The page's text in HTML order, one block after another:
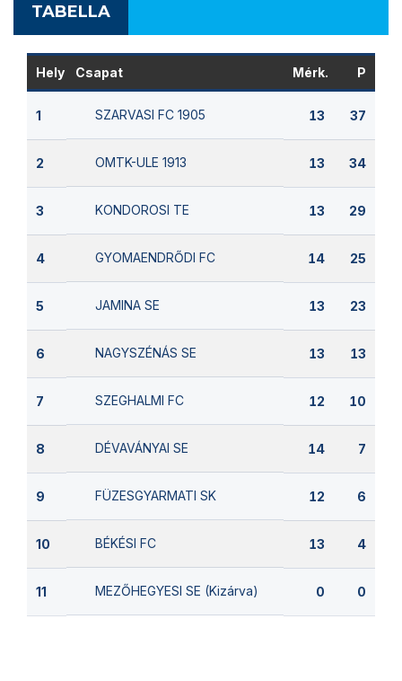
TABELLA
Hely Csapat Mérk. P
1 SZARVASI FC 1905 13 37
2 OMTK-ULE 1913 13 34
3 KONDOROSI TE 13 29
4 GYOMAENDRŐDI FC 14 25
5 JAMINA SE 13 23
6 NAGYSZÉNÁS SE 13 13
7 SZEGHALMI FC 12 10
8 DÉVAVÁNYAI SE 14 7
9 FÜZESGYARMATI SK 12 6
10 BÉKÉSI FC 13 4
11 MEZŐHEGYESI SE (Kizárva) 0 0